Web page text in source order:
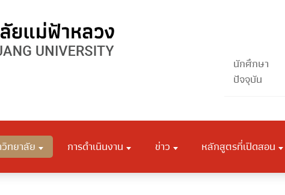
นักศึกษา
ปัจจุบัน
ทยาลัย การดำเนินงาน ข่าว หลักสูตรที่เปิดสอน